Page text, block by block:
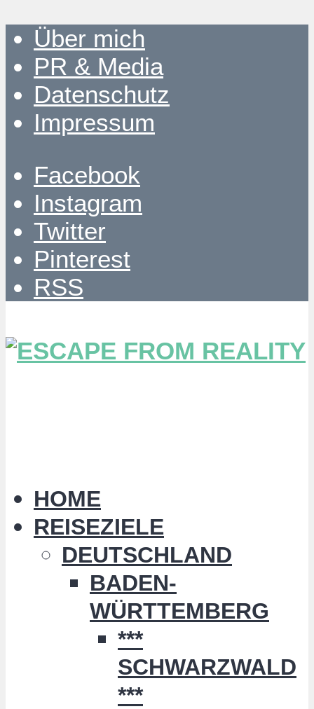
Über mich
PR & Media
Datenschutz
Impressum
Facebook
Instagram
Twitter
Pinterest
RSS
HOME
REISEZIELE
DEUTSCHLAND
BADEN-
WÜRTTEMBERG
***
SCHWARZWALD
***